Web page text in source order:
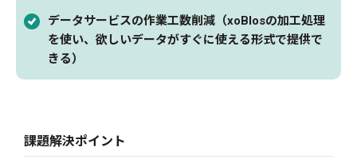
データサービスの作業工数削減（xoBlosの加工処理
を使い、欲しいデータがすぐに使える形式で提供で
きる）
課題解決ポイント